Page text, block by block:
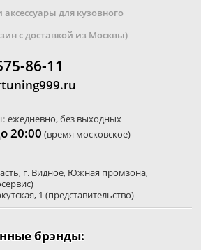
для кузовного
с доставкой из Москвы)
86-11
ежедневно, без выходных
20:00 (время московское)
, г. Видное, Южная промзона,
1 (представительство)
брэнды: